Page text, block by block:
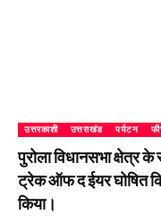
उत्तरकाशी उत्तराखंड पर्यटन
पुरोला विधानसभा क्षेत्र
ट्रेक ऑफ द ईयर घोषित
किया।